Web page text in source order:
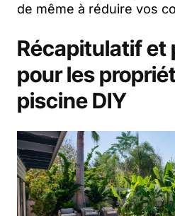
de même à réduire vos
Récapitulatif et
pour les
piscine DIY